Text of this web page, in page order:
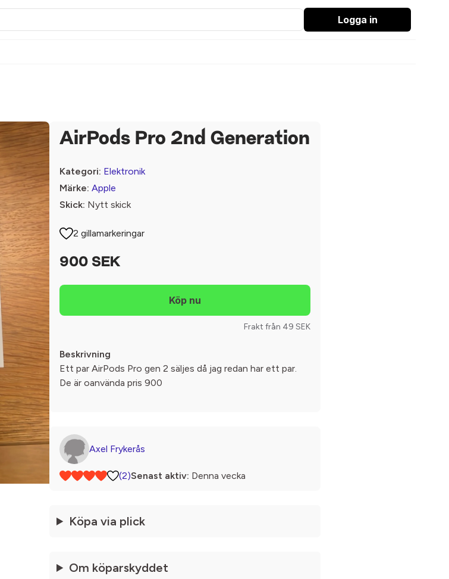
Logga in
AirPods Pro 2nd Generation
Kategori: Elektronik
Märke: Apple
Skick: Nytt skick
2 gillamarkeringar
900 SEK
Frakt från 49 SEK
Beskrivning
Ett par AirPods Pro gen 2 säljes då jag redan har ett par.
De är oanvända pris 900
Axel Frykerås
(2)Senast aktiv: Denna vecka
Köpa via plick
Om köparskyddet